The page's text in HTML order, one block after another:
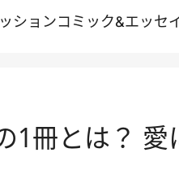
ションコミック&エッセ
冊とは？ 愛